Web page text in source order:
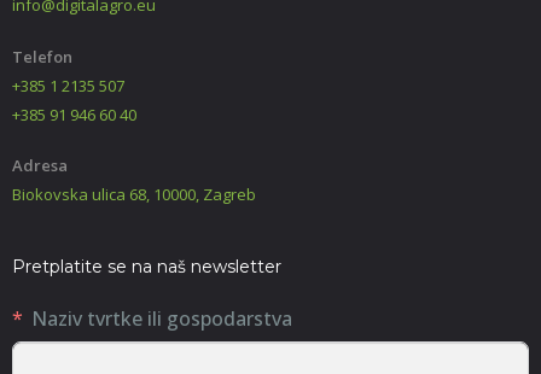
info@digitalagro.eu
Telefon
+385 1 2135 507
+385 91 946 60 40
Adresa
Biokovska ulica 68, 10000, Zagreb
Pretplatite se na naš newsletter
Naziv tvrtke ili gospodarstva